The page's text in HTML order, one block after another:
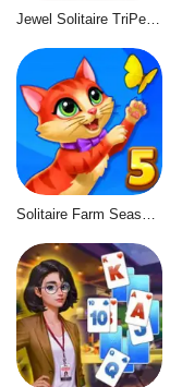
Jewel Solitaire TriPeaks